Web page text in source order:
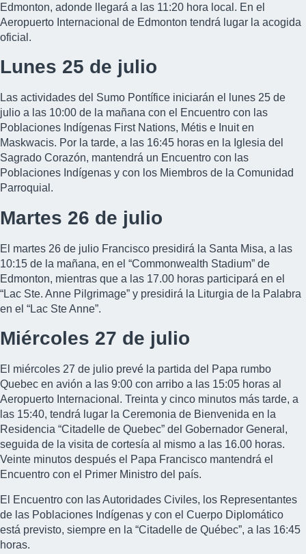
Edmonton, adonde llegará a las 11:20 hora local. En el
Aeropuerto Internacional de Edmonton tendrá lugar la acogida
oficial.
Lunes 25 de julio
Las actividades del Sumo Pontífice iniciarán el lunes 25 de
julio a las 10:00 de la mañana con el Encuentro con las
Poblaciones Indígenas First Nations, Métis e Inuit en
Maskwacis. Por la tarde, a las 16:45 horas en la Iglesia del
Sagrado Corazón, mantendrá un Encuentro con las
Poblaciones Indígenas y con los Miembros de la Comunidad
Parroquial.
Martes 26 de julio
El martes 26 de julio Francisco presidirá la Santa Misa, a las
10:15 de la mañana, en el “Commonwealth Stadium” de
Edmonton, mientras que a las 17.00 horas participará en el
“Lac Ste. Anne Pilgrimage” y presidirá la Liturgia de la Palabra
en el “Lac Ste Anne”.
Miércoles 27 de julio
El miércoles 27 de julio prevé la partida del Papa rumbo
Quebec en avión a las 9:00 con arribo a las 15:05 horas al
Aeropuerto Internacional. Treinta y cinco minutos más tarde, a
las 15:40, tendrá lugar la Ceremonia de Bienvenida en la
Residencia “Citadelle de Quebec” del Gobernador General,
seguida de la visita de cortesía al mismo a las 16.00 horas.
Veinte minutos después el Papa Francisco mantendrá el
Encuentro con el Primer Ministro del país.
El Encuentro con las Autoridades Civiles, los Representantes
de las Poblaciones Indígenas y con el Cuerpo Diplomático
está previsto, siempre en la “Citadelle de Québec”, a las 16:45
horas.